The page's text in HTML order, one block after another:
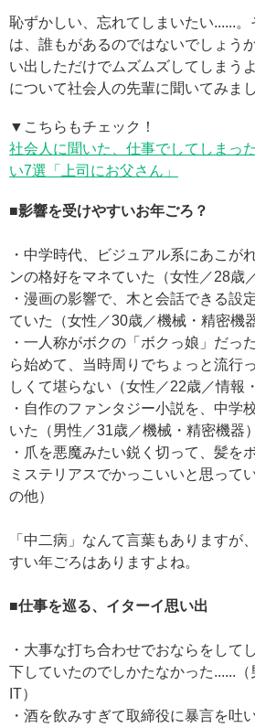
恥ずかしい、忘れてしまいたい......
は、誰もがあるのではないでしょう
い出しただけでムズムズしてしまう
について社会人の先輩に聞いてみまし
▼こちらもチェック！
社会人に聞いた、仕事でしてしまっ
い7選「上司にお父さん」
■影響を受けやすいお年ごろ？
・中学時代、ビジュアル系にあこが
ンの格好をマネていた（女性／28歳
・漫画の影響で、木と会話できる設
ていた（女性／30歳／機械・精密機器
・一人称がボクの「ボクっ娘」だっ
ら始めて、当時周りでちょっと流行
しくて堪らない（女性／22歳／情報
・自作のファンタジー小説を、中学
いた（男性／31歳／機械・精密機器）
・爪を悪魔みたい鋭く切って、髪を
ミステリアスでかっこいいと思って
の他）
「中二病」なんて言葉もありますが
すい年ごろはありますよね。
■仕事を巡る、イターイ思い出
・大事な打ち合わせでおならをして
下していたのでしかたなかった......（
IT）
・酒を飲みすぎて取締役に暴言を吐